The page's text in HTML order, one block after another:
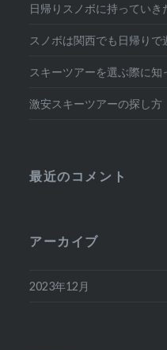
日帰りスノボに持っていき
スノボは関西でも日帰りで
スキーツアーを選ぶ際に
激安スキーツアーの探し方
最近のコメント
アーカイブ
2023年12月